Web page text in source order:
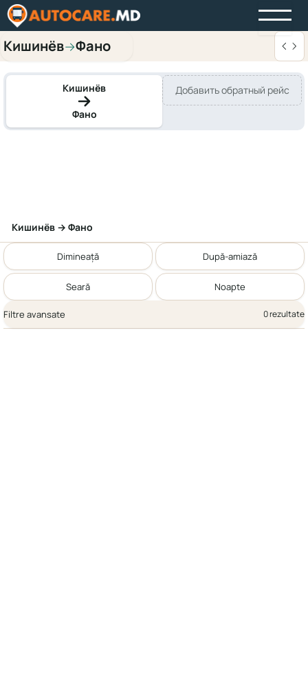
Кишинёв→Фано
Кишинёв
Фано
Добавить обратный рейс
Кишинёв → Фано
Dimineață După-amiază
Seară Noapte
Filtre avansate 0 rezultate